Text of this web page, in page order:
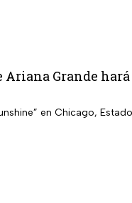
Ariana Grande
en Chicago,